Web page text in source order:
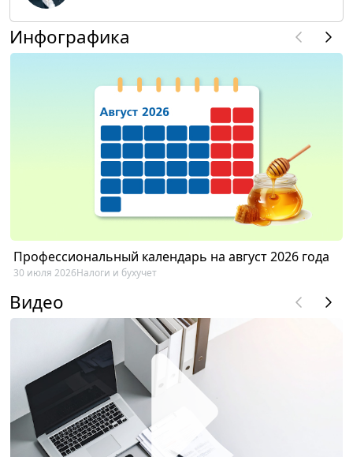
Инфографика
Профессиональный календарь на август 2026 года
30 июля 2026Налоги и бухучет
Видео